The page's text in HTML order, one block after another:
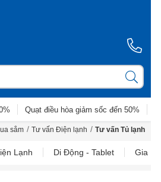
Quạt điều hòa giảm sốc đến 50%
sắm / Tư vấn Điện lạnh / Tư vấn Tủ lạnh
Lạnh Di Động - Tablet Gia